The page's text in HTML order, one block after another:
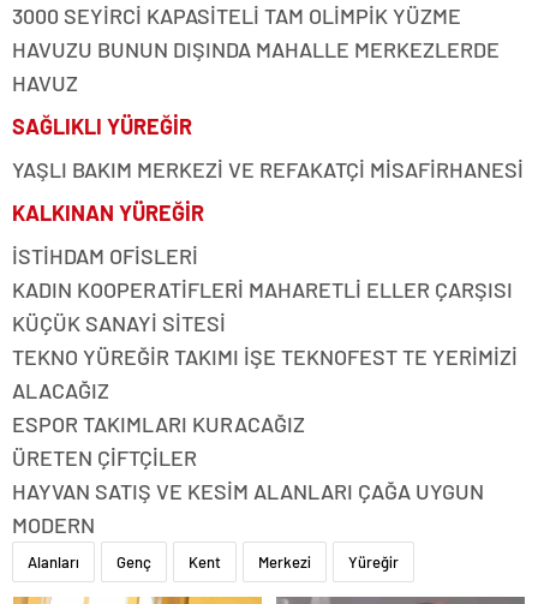
3000 SEYİRCİ KAPASİTELİ TAM OLİMPİK YÜZME
HAVUZU BUNUN DIŞINDA MAHALLE MERKEZLERDE
HAVUZ
SAĞLIKLI YÜREĞİR
YAŞLI BAKIM MERKEZİ VE REFAKATÇİ MİSAFİRHANESİ
KALKINAN YÜREĞİR
İSTİHDAM OFİSLERİ
KADIN KOOPERATİFLERİ MAHARETLİ ELLER ÇARŞISI
KÜÇÜK SANAYİ SİTESİ
TEKNO YÜREĞİR TAKIMI İŞE TEKNOFEST TE YERİMİZİ
ALACAĞIZ
ESPOR TAKIMLARI KURACAĞIZ
ÜRETEN ÇİFTÇİLER
HAYVAN SATIŞ VE KESİM ALANLARI ÇAĞA UYGUN
MODERN
Alanları Genç Kent Merkezi Yüreğir